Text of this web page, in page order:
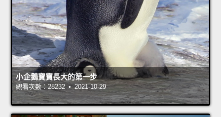
小企鵝寶寶長大的第一步
觀看次數：28232 • 2021-10-29